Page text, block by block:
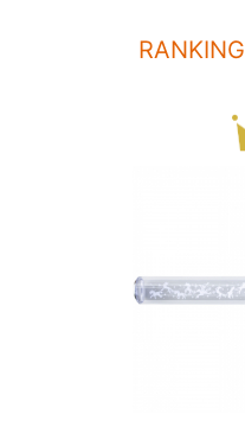
RANKING